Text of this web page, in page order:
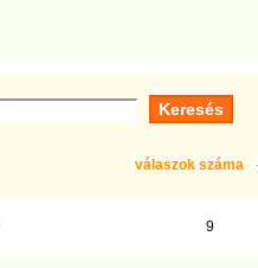
válaszok száma
9